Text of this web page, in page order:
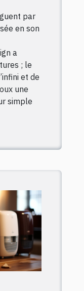
par
en son
a
; le
et de
une
simple